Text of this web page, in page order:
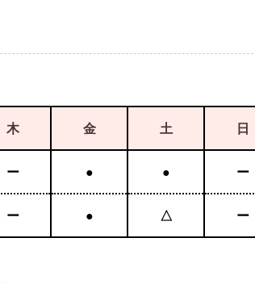
木 金 土 日
ー ● ● ー
ー ● △ ー